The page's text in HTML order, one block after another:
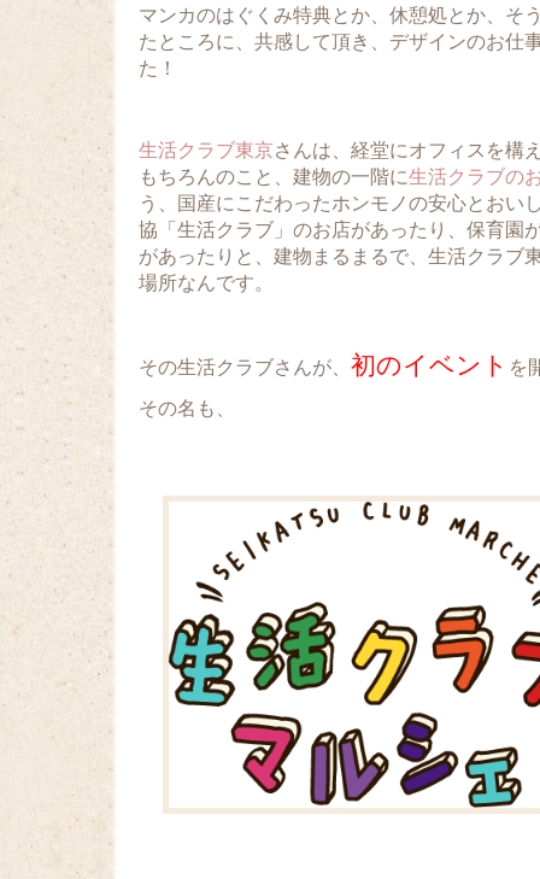
マンカのはぐくみ特典とか、休憩処とか、そ
たところに、共感して頂き、デザインのお仕
た！
生活クラブ東京さんは、経堂にオフィスを構
もちろんのこと、建物の一階に生活クラブの
う、国産にこだわったホンモノの安心とおい
協「生活クラブ」のお店があったり、保育園
があったりと、建物まるまるで、生活クラブ
場所なんです。
その生活クラブさんが、 初のイベント を
その名も、